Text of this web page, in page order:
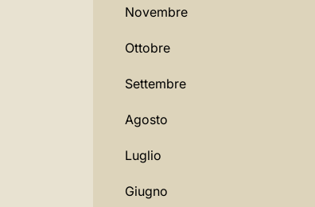
Novembre
Ottobre
Settembre
Agosto
Luglio
Giugno